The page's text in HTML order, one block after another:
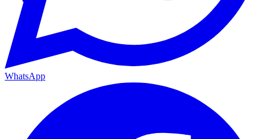
WhatsApp